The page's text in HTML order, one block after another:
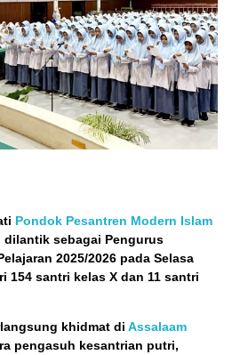
Pondok Pesantren Modern Islam
dilantik sebagai Pengurus
2025/2026 pada Selasa
154 santri kelas X dan 11 santri
khidmat di Assalaam
pengasuh kesantrian putri,